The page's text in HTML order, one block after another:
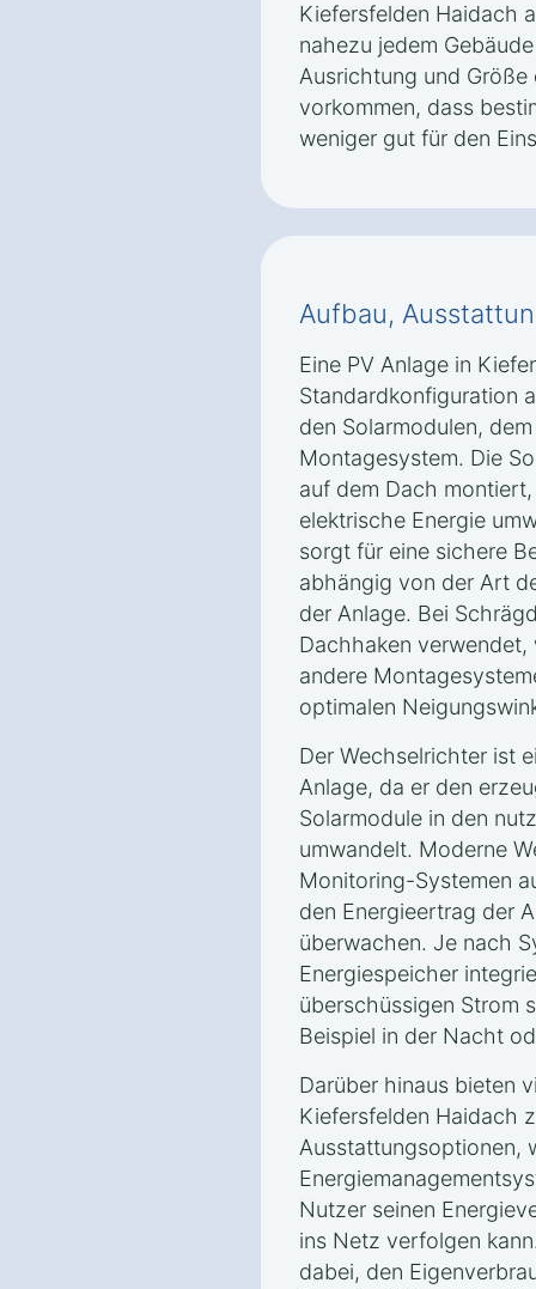
Kiefersfelden Haidach
nahezu jedem
Ausrichtung und
vorkommen, dass
weniger gut für den
Aufbau,
Eine PV Anlage in
Standardkonfiguration
den Solarmodulen,
Montagesystem. Die
auf dem Dach
elektrische Energie
sorgt für eine sichere
abhängig von der Art
der Anlage. Bei
Dachhaken
andere
optimalen
Der Wechselrichter ist
Anlage, da er den
Solarmodule in den
umwandelt. Moderne
Monitoring-Systemen
den Energieertrag der
überwachen. Je nach
Energiespeicher
überschüssigen Strom
Beispiel in der Nacht
Darüber hinaus bieten
Kiefersfelden Haidach
Ausstattungsoptionen,
Nutzer seinen
ins Netz verfolgen
dabei, den